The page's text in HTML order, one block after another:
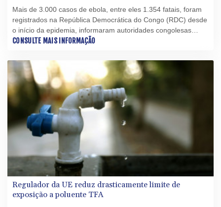
Mais de 3.000 casos de ebola, entre eles 1.354 fatais, foram
registrados na República Democrática do Congo (RDC) desde
o início da epidemia, informaram autoridades congolesas
neste domingo (26), depois que foi superada, em meados de
CONSULTE MAIS INFORMAÇÃO
Regulador da UE reduz drasticamente limite de
exposição a poluente TFA